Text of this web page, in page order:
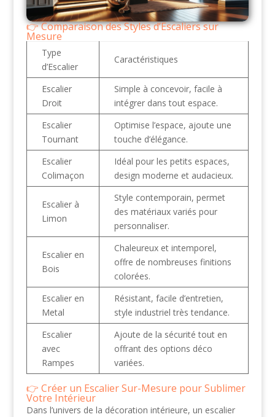
Comparaison des Styles d’Escaliers sur
Mesure
Type
d’Escalier
Caractéristiques
Escalier
Droit
Simple à concevoir, facile à
intégrer dans tout espace.
Escalier
Tournant
Optimise l’espace, ajoute une
touche d’élégance.
Escalier
Colimaçon
Idéal pour les petits espaces,
design moderne et audacieux.
Escalier à
Limon
Style contemporain, permet
des matériaux variés pour
personnaliser.
Escalier en
Bois
Chaleureux et intemporel,
offre de nombreuses finitions
colorées.
Escalier en
Metal
Résistant, facile d’entretien,
style industriel très tendance.
Escalier
avec
Rampes
Ajoute de la sécurité tout en
offrant des options déco
variées.
Créer un Escalier Sur-Mesure pour Sublimer
Votre Intérieur
Dans l’univers de la décoration intérieure, un escalier